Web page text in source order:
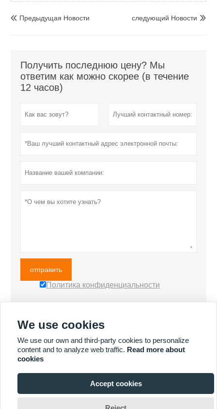

 Предыдущая Hовости 
следующий Hовости
Получить последнюю цену? Мы
ответим как можно скорее (в течение
12 часов)
отправить
Политика конфиденциальности
We use cookies
We use our own and third-party cookies to personalize
content and to analyze web traffic. Read more about
cookies
Accept cookies